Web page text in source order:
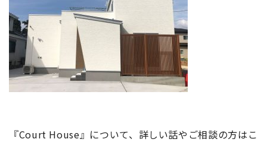
『Court House』について、詳しい話やご相談の方はこ